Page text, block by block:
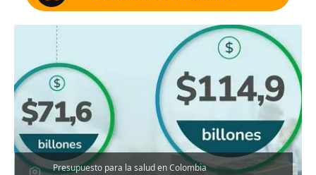
Presupuesto para la salud en Colombia